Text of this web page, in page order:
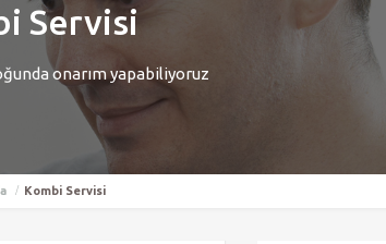
Servisi
onarım yapabiliyoruz
Kombi Servisi